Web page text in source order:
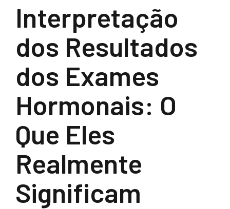
Interpretação
dos Resultados
dos Exames
Hormonais: O
Que Eles
Realmente
Significam